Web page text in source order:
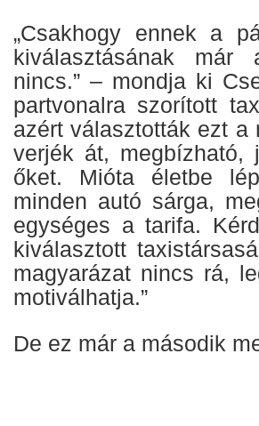
„Csakhogy ennek a
kiválasztásának már
nincs.” – mondja ki
partvonalra szorított
azért választották ezt a
verjék át, megbízható,
őket. Mióta életbe
minden autó sárga,
egységes a tarifa.
kiválasztott
magyarázat nincs rá,
motiválhatja.”
De ez már a második